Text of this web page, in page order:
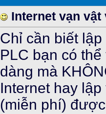
Internet vạn vật
Chỉ cần biết
PLC bạn có
dàng mà
Internet hay
(miễn phí)